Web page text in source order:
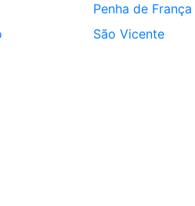
Penha de França
São Vicente